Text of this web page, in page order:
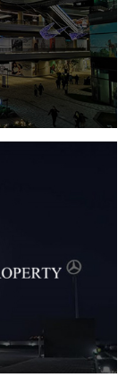
品牌官网